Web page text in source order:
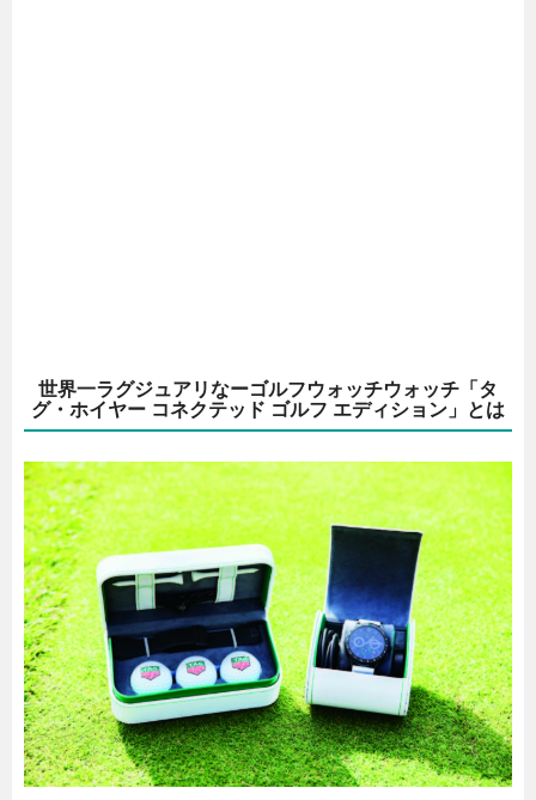
世界一ラグジュアリなーゴルフウォッチウォッチ「タ
グ・ホイヤー コネクテッド ゴルフ エディション」とは